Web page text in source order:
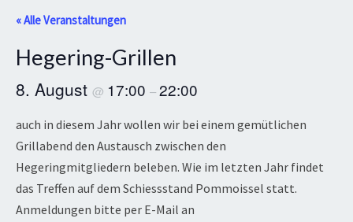
« Alle Veranstaltungen
Hegering-Grillen
8. August @ 17:00 –22:00
auch in diesem Jahr wollen wir bei einem gemütlichen
Grillabend den Austausch zwischen den
Hegeringmitgliedern beleben. Wie im letzten Jahr findet
das Treffen auf dem Schiessstand Pommoissel statt.
Anmeldungen bitte per E-Mail an